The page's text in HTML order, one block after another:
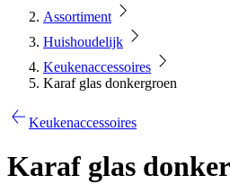
Assortiment
Huishoudelijk
Keukenaccessoires
Karaf glas donkergroen
Keukenaccessoires
Karaf glas